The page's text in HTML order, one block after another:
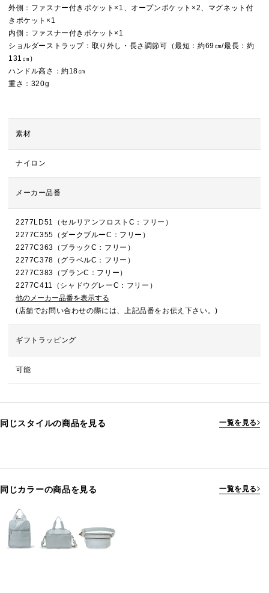
外側：ファスナー付きポケット×1、オープンポケット×2、マグネット付
きポケット×1
内側：ファスナー付きポケット×1
ショルダーストラップ：取り外し・長さ調節可（最短：約69㎝/最長：約
131㎝）
ハンドル高さ：約18㎝
重さ：320g
素材
ナイロン
メーカー品番
2277LD51（セルリアンフロストC：フリー）
2277C355（ダークブルーC：フリー）
2277C363（ブラックC：フリー）
2277C378（グラベルC：フリー）
2277C383（ブランC：フリー）
2277C411（シャドウグレーC：フリー）
他のメーカー品番を表示する
(店舗でお問い合わせの際には、上記品番をお伝え下さい。)
ギフトラッピング
可能
同じスタイルの商品を見る 一覧を見る
同じカラーの商品を見る 一覧を見る